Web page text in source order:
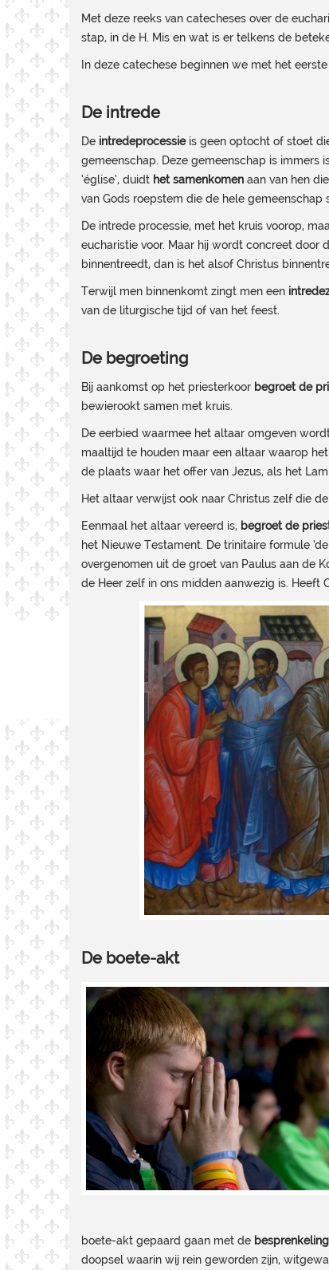
Met deze reeks van catecheses over de
stap, in de H. Mis en wat is er telkens de
In deze catechese beginnen we met het
De intrede
De intredeprocessie is geen optocht of stoet
gemeenschap. Deze gemeenschap is immers
‘église’, duidt het samenkomen aan van hen
van Gods roepstem die de hele gemeenschap
De intrede processie, met het kruis voorop,
eucharistie voor. Maar hij wordt concreet
binnentreedt, dan is het alsof Christus
Terwijl men binnenkomt zingt men een
van de liturgische tijd of van het feest.
De begroeting
Bij aankomst op het priesterkoor begroet de
bewierookt samen met kruis.
De eerbied waarmee het altaar omgeven
maaltijd te houden maar een altaar waarop
de plaats waar het offer van Jezus, als het
Het altaar verwijst ook naar Christus zelf die
Eenmaal het altaar vereerd is, begroet de
het Nieuwe Testament. De trinitaire formule
overgenomen uit de groet van Paulus aan de
de Heer zelf in ons midden aanwezig is. Heeft
De boete-akt
boete-akt gepaard gaan met de besprenkeling
doopsel waarin wij rein geworden zijn,